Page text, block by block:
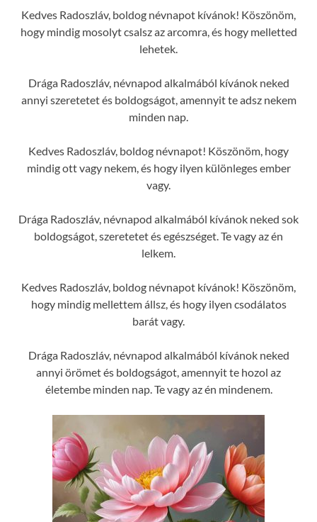
Kedves Radoszláv, boldog névnapot kívánok! Köszönöm,
hogy mindig mosolyt csalsz az arcomra, és hogy melletted
lehetek.
Drága Radoszláv, névnapod alkalmából kívánok neked
annyi szeretetet és boldogságot, amennyit te adsz nekem
minden nap.
Kedves Radoszláv, boldog névnapot! Köszönöm, hogy
mindig ott vagy nekem, és hogy ilyen különleges ember
vagy.
Drága Radoszláv, névnapod alkalmából kívánok neked sok
boldogságot, szeretetet és egészséget. Te vagy az én
lelkem.
Kedves Radoszláv, boldog névnapot kívánok! Köszönöm,
hogy mindig mellettem állsz, és hogy ilyen csodálatos
barát vagy.
Drága Radoszláv, névnapod alkalmából kívánok neked
annyi örömet és boldogságot, amennyit te hozol az
életembe minden nap. Te vagy az én mindenem.